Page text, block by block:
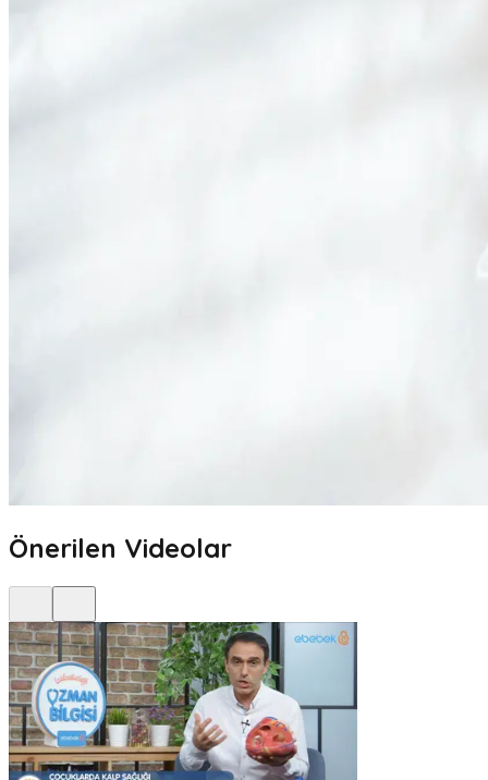
Önerilen Videolar